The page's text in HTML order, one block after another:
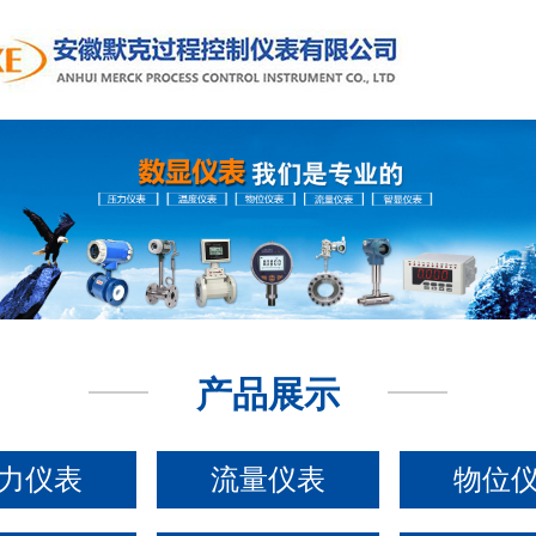
产品展示
仪表 流量仪表 物位